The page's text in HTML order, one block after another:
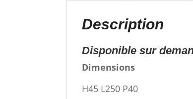
Description
Disponible sur
Dimensions
H45 L250 P40